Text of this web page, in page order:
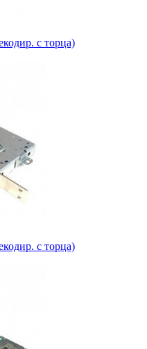
с торца)
с торца)